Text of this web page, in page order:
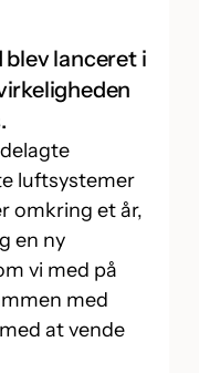
lanceret i
luftsystemer
omkring et år,
en ny
vi med på
med
at vende